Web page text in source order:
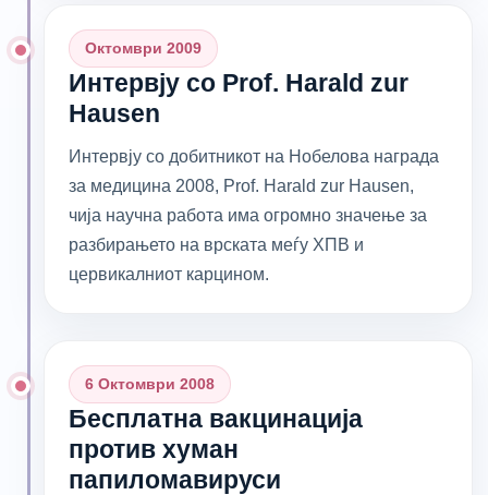
Интервју со Prof. Harald zur
Hausen
Октомври 2009
Интервју со добитникот на Нобелова награда
за медицина 2008, Prof. Harald zur Hausen,
чија научна работа има огромно значење за
разбирањето на врската меѓу ХПВ и
цервикалниот карцином.
Бесплатна вакцинација
против хуман
папиломавируси
6 Октомври 2008